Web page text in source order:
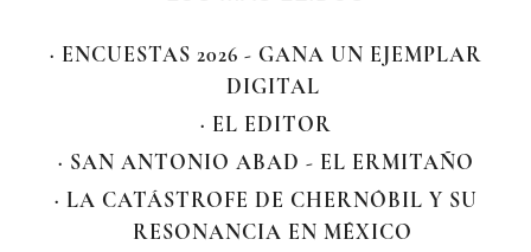
· ENCUESTAS 2026 - GANA UN EJEMPLAR
DIGITAL
· EL EDITOR
· SAN ANTONIO ABAD - EL ERMITAÑO
· LA CATÁSTROFE DE CHERNÓBIL Y SU
RESONANCIA EN MÉXICO